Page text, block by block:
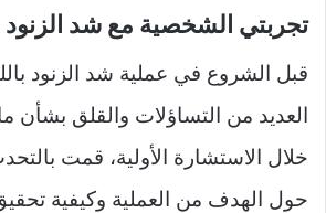
تجربتي الشخصية مع شد الزنود
قبل الشروع في عملية شد الزنود
العديد من التساؤلات والقلق بشأن
خلال الاستشارة الأولية، قمت
حول الهدف من العملية وكيفية